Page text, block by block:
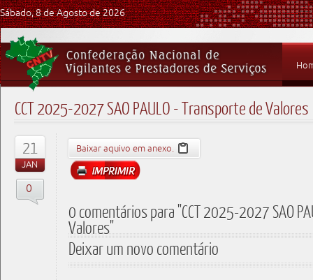
Sábado, 8 de Agosto de 2026
CCT 2025-2027 SAO PAULO - Transporte de Valores
21
JAN
0
Baixar aquivo em anexo.
0 comentários para "CCT 2025-2027 SAO
Valores"
Deixar um novo comentário